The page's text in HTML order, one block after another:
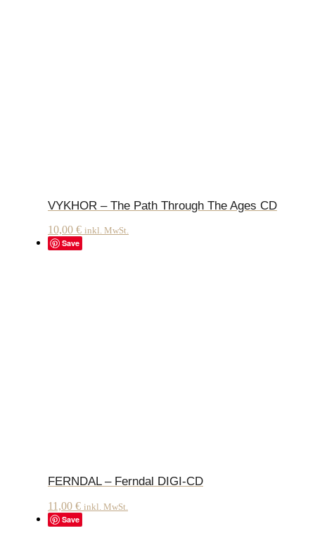
VYKHOR – The Path Through The Ages CD
10,00 € inkl. MwSt.
Save
FERNDAL – Ferndal DIGI-CD
11,00 € inkl. MwSt.
Save